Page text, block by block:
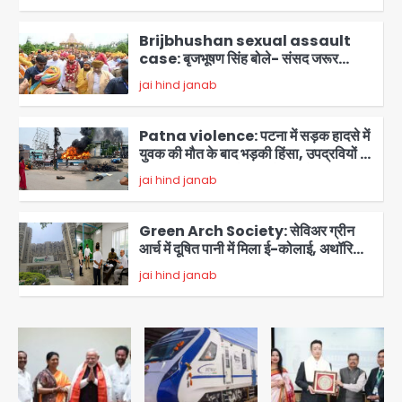
3
Brijbhushan sexual assault
case: बृजभूषण सिंह बोले- संसद जरूर
लौटूंगा, हुई चरित्र हत्या की कोशिश, प्रियंका
गांधी को बरगलाया गया, यौन शोषण नहीं ‘गुड-
बैड टच’ का था मामला
jai hind janab
4
Patna violence: पटना में सड़क हादसे में
युवक की मौत के बाद भड़की हिंसा, उपद्रवियों ने
फूंकीं 10 गाड़ियां, ट्रैफिक पोस्ट और स्लीपर
बस भी जलाई, NH-30 जाम
jai hind janab
5
Green Arch Society: सेविअर ग्रीन
आर्च में दूषित पानी में मिला ई-कोलाई, अथॉरिटी
ने शुरू की सैंपलिंग जांच
jai hind janab
1
Noida waterlogging: नोएडा में
‘हाईटेक सिटी’ के दावों की खुली पोल,
सेक्टर-95 अंडरपास में 3-4 फीट भरा पानी,
आधे घंटे तक फंसी रही एम्बुलेंस
Avinash Kumar